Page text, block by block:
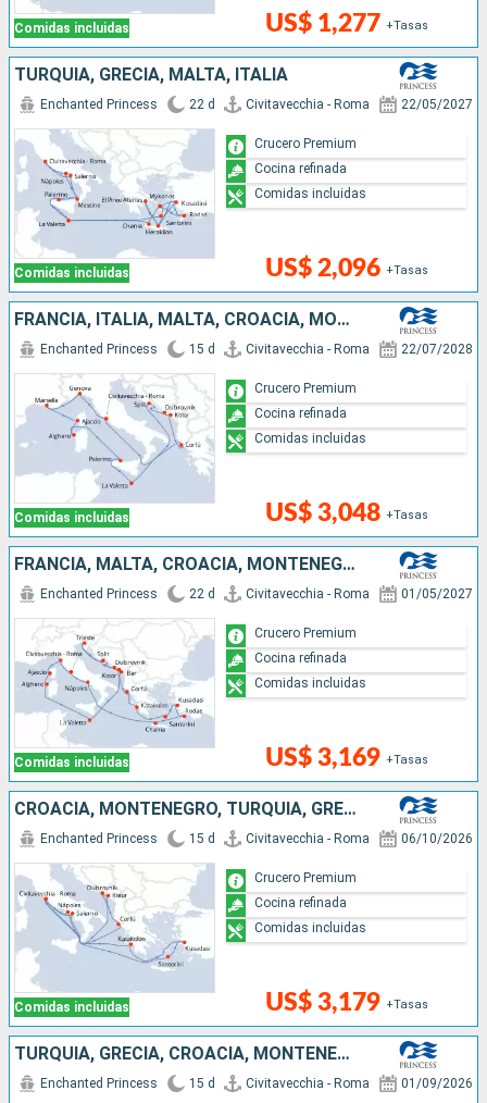
Comidas incluidas US$ 1,277 +Tasas
TURQUÍA, GRECIA, MALTA, ITALIA
Comidas incluidas
Enchanted Princess 22 d Civitavecchia - Roma 22/05/2027
US$ 2,096 +Tasas
Crucero Premium
Cocina refinada
Comidas incluidas
FRANCIA, ITALIA, MALTA, CROACIA, MONTENEGRO, GRECIA
Comidas incluidas
Enchanted Princess 15 d Civitavecchia - Roma 22/07/2028
US$ 3,048 +Tasas
Crucero Premium
Cocina refinada
Comidas incluidas
FRANCIA, MALTA, CROACIA, MONTENEGRO, GRECIA, TURQUÍA, ITALIA
Comidas incluidas
Enchanted Princess 22 d Civitavecchia - Roma 01/05/2027
US$ 3,169 +Tasas
Crucero Premium
Cocina refinada
Comidas incluidas
CROACIA, MONTENEGRO, TURQUÍA, GRECIA, ITALIA
Comidas incluidas
Enchanted Princess 15 d Civitavecchia - Roma 06/10/2026
US$ 3,179 +Tasas
Crucero Premium
Cocina refinada
Comidas incluidas
TURQUÍA, GRECIA, CROACIA, MONTENEGRO, ITALIA
Enchanted Princess 15 d Civitavecchia - Roma 01/09/2026